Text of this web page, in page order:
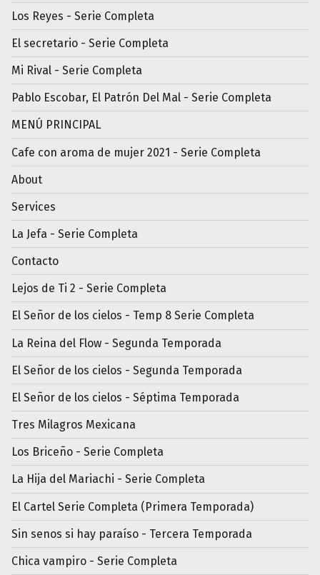
Los Reyes - Serie Completa
El secretario - Serie Completa
Mi Rival - Serie Completa
Pablo Escobar, El Patrón Del Mal - Serie Completa
MENÚ PRINCIPAL
Cafe con aroma de mujer 2021 - Serie Completa
About
Services
La Jefa - Serie Completa
Contacto
Lejos de Ti 2 - Serie Completa
El Señor de los cielos - Temp 8 Serie Completa
La Reina del Flow - Segunda Temporada
El Señor de los cielos - Segunda Temporada
El Señor de los cielos - Séptima Temporada
Tres Milagros Mexicana
Los Briceño - Serie Completa
La Hija del Mariachi - Serie Completa
El Cartel Serie Completa (Primera Temporada)
Sin senos si hay paraíso - Tercera Temporada
Chica vampiro - Serie Completa